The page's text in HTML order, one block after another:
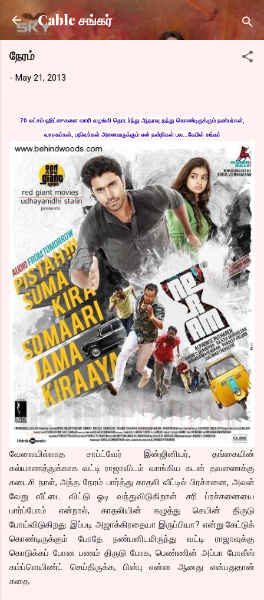
Skip to main content
Cable சங்கர்
நேரம்
- May 21, 2013
70 லட்சம் ஹிட்ஸுகளை வாரி வழங்கி தொடர்ந்து ஆதரவு தந்து கொண்டிருக்கும் நண்பர்கள்,
வாசகர்கள், பதிவர்கள் அனைவருக்கும் என் நன்றிகள் பல...கேபிள் சங்கர்
வேலையில்லாத சாப்ட்வேர் இன்ஜினியர், தங்கையின்
கல்யாணத்துக்காக வட்டி ராஜாவிடம் வாங்கிய கடன் தவணைக்கு
கடைசி நாள், அந்த நேரம் பார்த்து காதலி வீட்டில் பிரச்சனை, அவள்
வேறு வீட்டை விட்டு ஓடி வந்துவிடுகிறாள். சரி ப்ரச்சனையை
பார்ப்போம் என்றால், காதலியின் கழுத்து செயின் திருடு
போய்விடுகிறது. இப்படி அஜாக்கிரதையா இருப்பியா? என்று கேட்டுக்
கொண்டிருக்கும் போதே நண்பனிடமிருந்து வட்டி ராஜாவுக்கு
கொடுக்கப் போன பணம் திருடு போக, பெண்ணின் அப்பா போலீஸ்
கம்ப்ளெயிண்ட் செய்திருக்க, பின்பு என்ன ஆனது என்பதுதான்
கதை.